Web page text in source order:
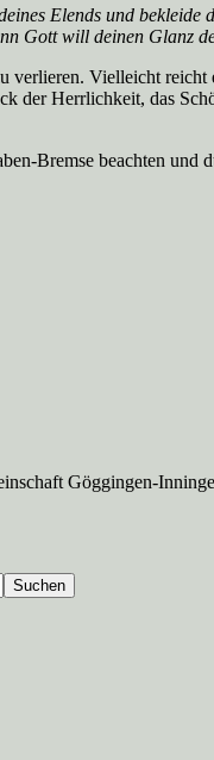
Elends und
Gott will deinen Glanz
verlieren. Vielleicht
der Herrlichkeit, das
Bremse beachten
Göggingen-